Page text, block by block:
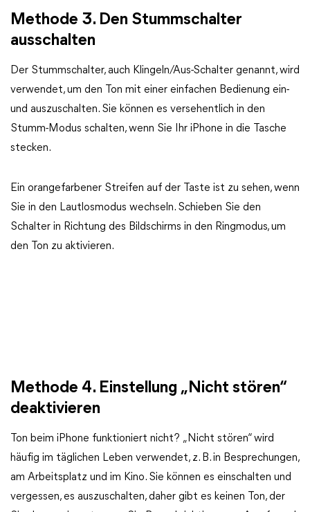
Methode 3. Den Stummschalter
ausschalten
Der Stummschalter, auch Klingeln/Aus-Schalter genannt, wird
verwendet, um den Ton mit einer einfachen Bedienung ein-
und auszuschalten. Sie können es versehentlich in den
Stumm-Modus schalten, wenn Sie Ihr iPhone in die Tasche
stecken.
Ein orangefarbener Streifen auf der Taste ist zu sehen, wenn
Sie in den Lautlosmodus wechseln. Schieben Sie den
Schalter in Richtung des Bildschirms in den Ringmodus, um
den Ton zu aktivieren.
Methode 4. Einstellung „Nicht stören“
deaktivieren
Ton beim iPhone funktioniert nicht? „Nicht stören“ wird
häufig im täglichen Leben verwendet, z. B. in Besprechungen,
am Arbeitsplatz und im Kino. Sie können es einschalten und
vergessen, es auszuschalten, daher gibt es keinen Ton, der